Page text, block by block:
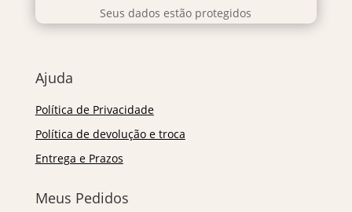
Seus dados estão protegidos
Ajuda
Política de Privacidade
Política de devolução e troca
Entrega e Prazos
Meus Pedidos